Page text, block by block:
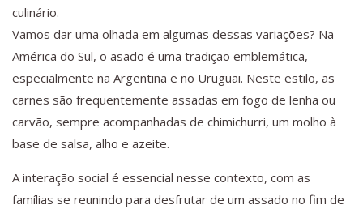
culinário.
Vamos dar uma olhada em algumas dessas variações? Na
América do Sul, o asado é uma tradição emblemática,
especialmente na Argentina e no Uruguai. Neste estilo, as
carnes são frequentemente assadas em fogo de lenha ou
carvão, sempre acompanhadas de chimichurri, um molho à
base de salsa, alho e azeite.
A interação social é essencial nesse contexto, com as
famílias se reunindo para desfrutar de um assado no fim de